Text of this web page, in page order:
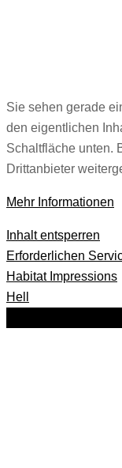
Sie sehen gerade
den eigentlichen
Schaltfläche unten.
Drittanbieter
Mehr Informationen
Inhalt entsperren
Erforderlichen
Habitat Impressions
Hell